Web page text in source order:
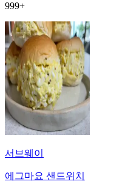
999+
서브웨이
에그마요 샌드위치